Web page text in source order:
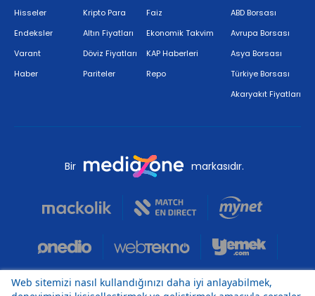
Hisseler
Endeksler
Varant
Haber
Kripto Para
Altın Fiyatları
Döviz Fiyatları
Pariteler
Faiz
Ekonomik Takvim
KAP Haberleri
Repo
ABD Borsası
Avrupa Borsası
Asya Borsası
Türkiye Borsası
Akaryakıt Fiyatları
Bir markasıdır.